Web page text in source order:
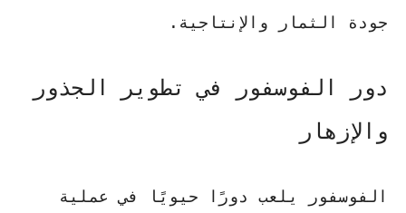
جودة الثمار والإنتاجية.
دور الفوسفور في تطوير الجذور
والإزهار
الفوسفور يلعب دورًا حيويًا في عملية